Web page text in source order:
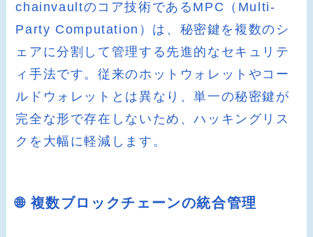
chainvaultのコア技術であるMPC（Multi-
Party Computation）は、秘密鍵を複数のシ
ェアに分割して管理する先進的なセキュリテ
ィ手法です。従来のホットウォレットやコー
ルドウォレットとは異なり、単一の秘密鍵が
完全な形で存在しないため、ハッキングリス
クを大幅に軽減します。
🌐 複数ブロックチェーンの統合管理